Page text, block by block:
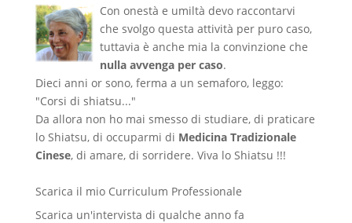
Con onestà e umiltà devo raccontarvi
che svolgo questa attività per puro caso,
tuttavia è anche mia la convinzione che
nulla avvenga per caso.
Dieci anni or sono, ferma a un semaforo, leggo:
"Corsi di shiatsu..."
Da allora non ho mai smesso di studiare, di praticare
lo Shiatsu, di occuparmi di Medicina Tradizionale
Cinese, di amare, di sorridere. Viva lo Shiatsu !!!
Scarica il mio Curriculum Professionale
Scarica un'intervista di qualche anno fa